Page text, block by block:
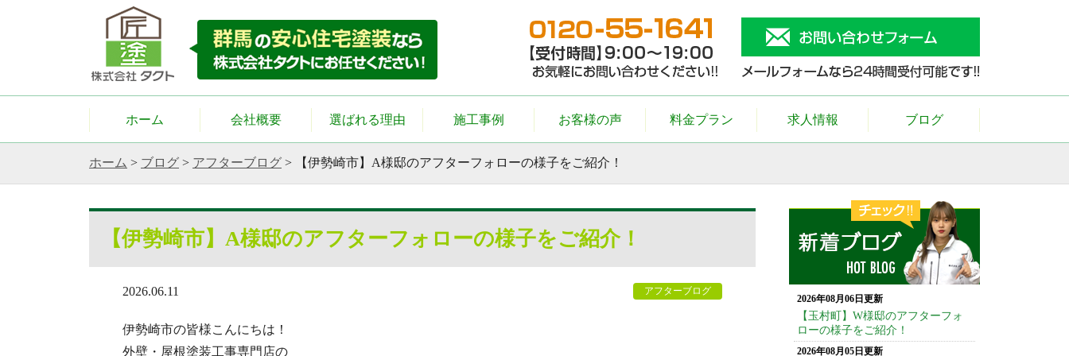
ホーム 会社概要 選ばれる理由 施工事例 お客様の声 料金プラン 求人情報 ブログ
ホーム > ブログ > アフターブログ > 【伊勢崎市】A様邸のアフターフォローの様子をご紹介！
【伊勢崎市】A様邸のアフターフォローの様子をご紹介！
2026.06.11 アフターブログ
伊勢崎市の皆様こんにちは！
外壁・屋根塗装工事専門店の
2026年08月06日更新
【玉村町】W様邸のアフターフォ
ローの様子をご紹介！
2026年08月05日更新